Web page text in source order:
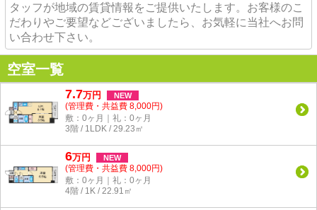
タッフが地域の賃貸情報をご提供いたします。お客様のこ
だわりやご要望などございましたら、お気軽に当社へお問
い合わせ下さい。
空室一覧
7.7万円 NEW
(管理費・共益費 8,000円)
敷：0ヶ月｜礼：0ヶ月
3階 / 1LDK / 29.23㎡
6万円 NEW
(管理費・共益費 8,000円)
敷：0ヶ月｜礼：0ヶ月
4階 / 1K / 22.91㎡